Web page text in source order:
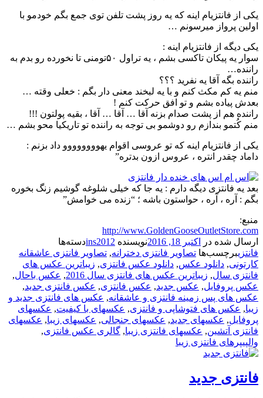
یکی از فانتزیام اینه که یه روز پشت تلفن توی جمع بگم خودمو با
اولین پرواز میرسونم …
یکی دیگه از فانتزیام اینه :
سوار یه پیکان تاکسی بشم ، یه تراول ۵۰تومنی تا نخورده رو بدم به
راننده…
راننده بگه آقا یه نفرید ؟؟؟
منم یه کم مکث کنم و با یه لبخند معنی دار بگم : خعلی وقته …
بعدش پیاده بشم و تو افق حرکت کنم !
راننده هم از پشت صدام بزنه آقا … آقا … آقا ، بقیه پولتون !!!
منم کُتمو بندازم رو دوشمو بی توجه به راننده تو تاریکیا محو بشم …
یکی از فانتزیام اینه که تو عروسی اقوام یهوووووووو داد بزنم :
داماد چقدر انتره ، عروس ازون بدتره”
بعد یه فانتزی دیگه دارم : یه جا که خیلی شلوغه گوشیم زنگ بخوره
بگم : آره ، آره ، حواستون باشه ؛ “زنده می خوامش”
منبع:
http://www.GoldenGooseOutletStore.com
ارسال شده در
اکتبر 18, 2016 نویسنده ins2012دسته‌ها
فانتزیبرچسب‌ها تصاویر فانتزی دخترانه, تصاویر فانتزی عاشقانه
کارتونی, دانلود عکس, دانلود عکس فانتزی, زیباترین عکس های
فانتزی سال, زیباترین عکس های فانتزی سال 2016 , عکس باحال,
عکس پروفایل, عکس جدید, عکس فانتزی, عکس فانتزی جدید,
عکس های پس زمینه فانتزی و عاشقانه, عکس های فانتزی جدید و
زیبا, عکس های فتوشاپی و فانتزی, عکسهای با کیفیت, عکسهای
پروفایل, عکسهای جدید, عکسهای جنجالی, عکسهای زیبا, عکسهای
فانتزی آتشین, عکسهای فانتزی زیبا, گالری عکس فانتزی,
والپیپرهای فانتزی زیبا
فانتزی جدید